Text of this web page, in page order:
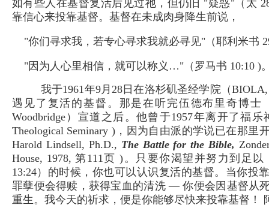
如有些人在基督复活后见过祂，但仍旧 "疑惑"（太
靠信心来投靠基督。基督在未成肉身降生前说，
"你们寻求我，若专心寻求我就必寻见"（耶利米书
"因为人心里相信，就可以称义…"（罗马书 10:10 )
我于1961年9月28日在洛杉矶圣经学院（
遇见了复活的基督。那是在听完伍德布里奇博士
Woodbridge）宣道之后。他曾于1957年离开了福乐
Theological Seminary )，因为自由派的学说已在那里
Harold Lindsell, Ph.D., The Battle for the Bible,
House, 1978, 第111页 )。只要你渴望并努力到足
13:24）的时候，你也可以认识复活的基督。当你投
罪孽便会得赎，获得宝血的清洗 — 你便会因基督从
重生。我今天的祈求，便是你能够尽快来投靠基督！